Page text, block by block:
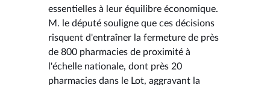
essentielles à leur équilibre économique.
M. le député souligne que ces décisions
risquent d'entraîner la fermeture de près
de 800 pharmacies de proximité à
l'échelle nationale, dont près 20
pharmacies dans le Lot, aggravant la